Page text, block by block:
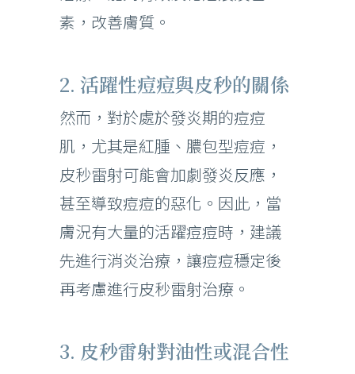
素，改善膚質。
2. 活躍性痘痘與皮秒的關係
然而，對於處於發炎期的痘痘
肌，尤其是紅腫、膿包型痘痘，
皮秒雷射可能會加劇發炎反應，
甚至導致痘痘的惡化。因此，當
膚況有大量的活躍痘痘時，建議
先進行消炎治療，讓痘痘穩定後
再考慮進行皮秒雷射治療。
3. 皮秒雷射對油性或混合性